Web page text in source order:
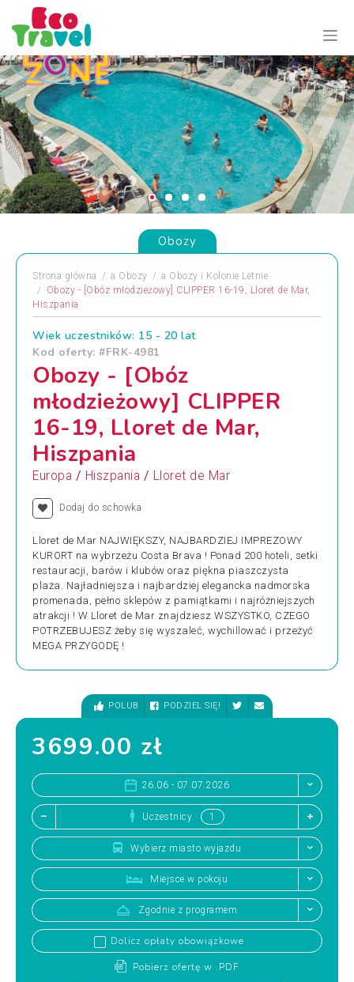
Obozy
Strona główna a Obozy a Obozy i Kolonie Letnie
Obozy - [Obóz młodzieżowy] CLIPPER 16-19, Lloret de Mar,
Hiszpania
Wiek uczestników: 15 - 20 lat
Kod oferty: #FRK-4981
Obozy - [Obóz
młodzieżowy] CLIPPER
16-19, Lloret de Mar,
Hiszpania
Europa / Hiszpania / Lloret de Mar
Dodaj do schowka
Lloret de Mar NAJWIĘKSZY, NAJBARDZIEJ IMPREZOWY
KURORT na wybrzeżu Costa Brava ! Ponad 200 hoteli, setki
restauracji, barów i klubów oraz piękna piaszczysta
plaża. Najładniejsza i najbardziej elegancka nadmorska
promenada, pełno sklepów z pamiątkami i najróżniejszych
atrakcji ! W Lloret de Mar znajdziesz WSZYSTKO, CZEGO
POTRZEBUJESZ żeby się wyszaleć, wychillować i przeżyć
MEGA PRZYGODĘ !
POLUB PODZIEL SIĘ!
3699.00 zł
26.06 - 07.07.2026
Uczestnicy
Wybierz miasto wyjazdu
Miejsce w pokoju
Zgodnie z programem
Dolicz opłaty obowiązkowe
Pobierz ofertę w .PDF